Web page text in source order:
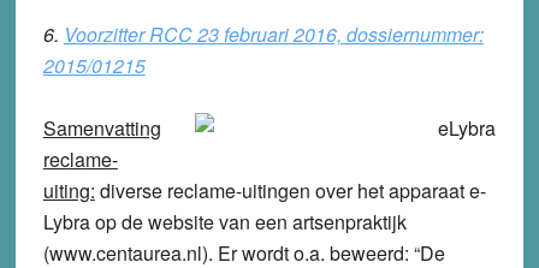
6. Voorzitter RCC 23 februari 2016, dossiernummer:
2015/01215
Samenvatting
reclame-
uiting: diverse reclame-uitingen over het apparaat e-
Lybra op de website van een artsenpraktijk
(www.centaurea.nl). Er wordt o.a. beweerd: “De